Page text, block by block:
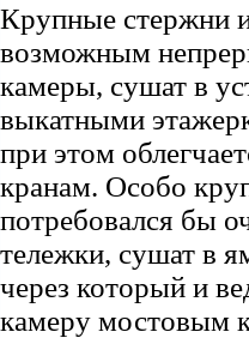
Крупные стержни
возможным
камеры, сушат в
выкатными
при этом
кранам. Особо
потребовался бы
тележки, сушат в
через который и
камеру мостовым